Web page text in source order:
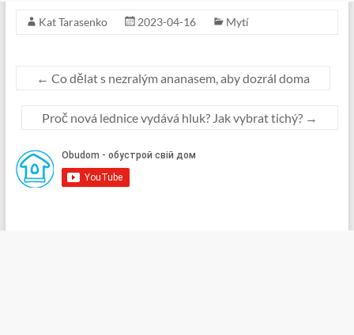
Kat Tarasenko 2023-04-16 Mytí
← Co dělat s nezralým ananasem, aby dozrál doma
Proč nová lednice vydává hluk? Jak vybrat tichý? →